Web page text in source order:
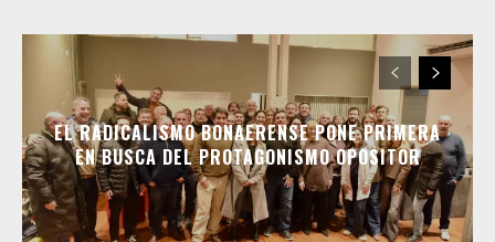
EL RADICALISMO BONAERENSE PONE PRIMERA
EN BUSCA DEL PROTAGONISMO OPOSITOR